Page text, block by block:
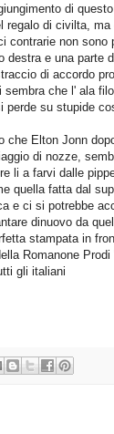
di
regalo di civilta,
contrarie non sono
destra e una parte
di accordo
sembra che l' ala
perde su stupide
che Elton Jonn
di nozze,
li a farvi dalle
quella fatta dal
e ci si potrebbe
dinuovo da
stampata in
Romanone
gli italiani